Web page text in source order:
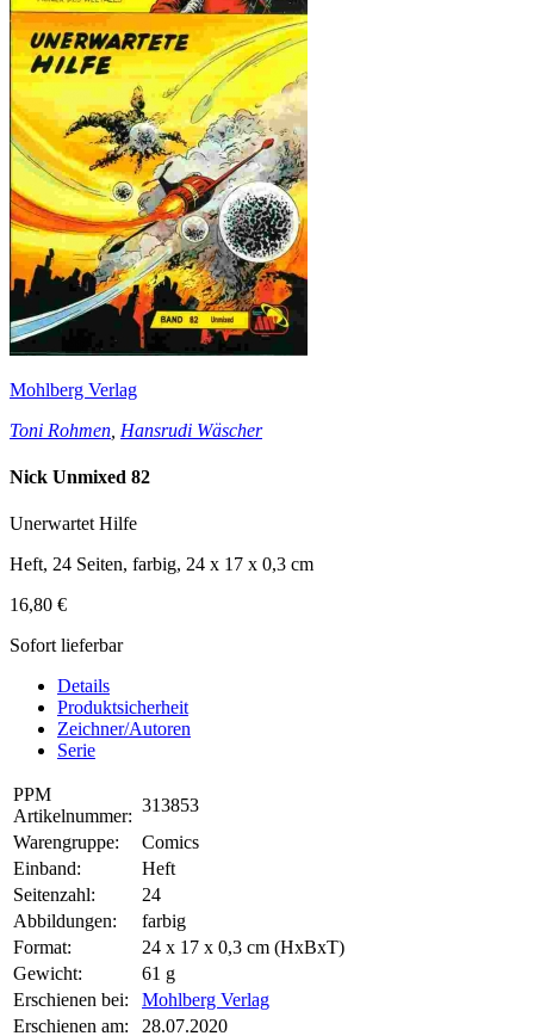
Mohlberg Verlag
Toni Rohmen Hansrudi Wäscher
Nick Unmixed 82
Unerwartet Hilfe
Heft, 24 Seiten, farbig, 24 x 17 x 0,3 cm
16,80 €
Sofort lieferbar
Details
Produktsicherheit
Zeichner/Autoren
Serie
PPM
Artikelnummer:
313853
Warengruppe:
Comics
Einband:
Heft
Seitenzahl:
24
Abbildungen:
farbig
Format:
24 x 17 x 0,3 cm (HxBxT)
Gewicht:
61 g
Erschienen bei:
Mohlberg Verlag
Erschienen am:
28.07.2020